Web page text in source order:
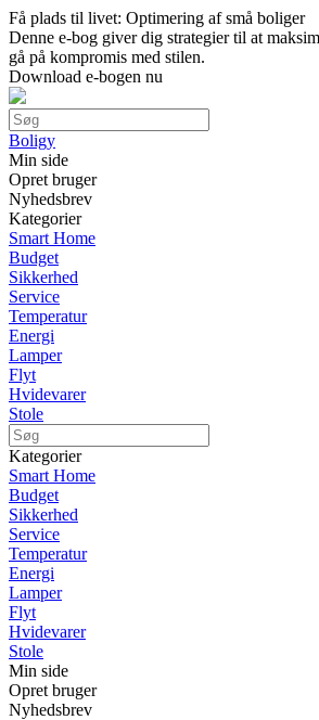
Få plads til livet: Optimering af små boliger
Denne e-bog giver dig strategier til at
gå på kompromis med stilen.
Download e-bogen nu
Boligy
Min side
Opret bruger
Nyhedsbrev
Kategorier
Smart Home
Budget
Sikkerhed
Service
Temperatur
Energi
Lamper
Flyt
Hvidevarer
Stole
Kategorier
Smart Home
Budget
Sikkerhed
Service
Temperatur
Energi
Lamper
Flyt
Hvidevarer
Stole
Min side
Opret bruger
Nyhedsbrev